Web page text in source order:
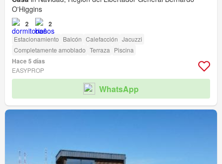
O'Higgins
2 2
Estacionamiento Balcón Calefacción Jacuzzi
Completamente amoblado Terraza Piscina
Hace 5 días
EASYPROP
WhatsApp